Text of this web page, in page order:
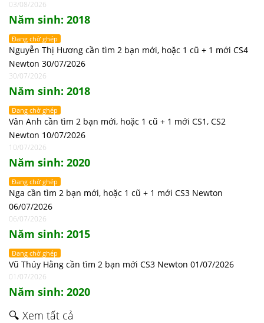
03/08/2026
Năm sinh: 2018
Đang chờ ghép
Nguyễn Thị Hương cần tìm 2 bạn mới, hoặc 1 cũ + 1 mới CS4
Newton 30/07/2026
30/07/2026
Năm sinh: 2018
Đang chờ ghép
Vân Anh cần tìm 2 bạn mới, hoặc 1 cũ + 1 mới CS1, CS2
Newton 10/07/2026
10/07/2026
Năm sinh: 2020
Đang chờ ghép
Nga cần tìm 2 bạn mới, hoặc 1 cũ + 1 mới CS3 Newton
06/07/2026
06/07/2026
Năm sinh: 2015
Đang chờ ghép
Vũ Thúy Hằng cần tìm 2 bạn mới CS3 Newton 01/07/2026
01/07/2026
Năm sinh: 2020
🔍 Xem tất cả